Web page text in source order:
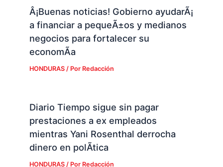
Â¡Buenas noticias! Gobierno ayudarÃ¡
a financiar a pequeÃ±os y medianos
negocios para fortalecer su
economÃ­a
HONDURAS/ Por Redacción
Diario Tiempo sigue sin pagar
prestaciones a ex empleados
mientras Yani Rosenthal derrocha
dinero en polÃ­tica
HONDURAS/ Por Redacción